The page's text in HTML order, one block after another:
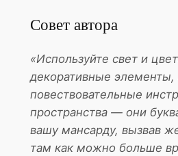
Совет автора
«Используйте свет и
декоративные элементы,
повествовательные
пространства — они
вашу мансарду, вызвав
там как можно больше